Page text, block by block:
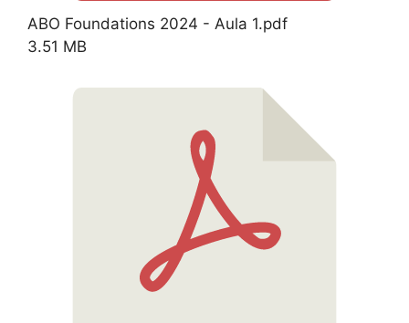
ABO Foundations 2024 - Aula 1.pdf
3.51 MB